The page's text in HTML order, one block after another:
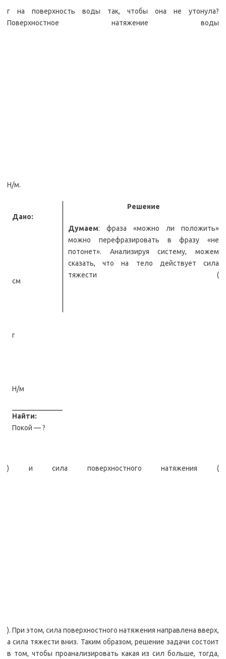
г на поверхность воды так, чтобы она не утонула?
Поверхностное натяжение воды
Н/м.
Дано:
см
г
Н/м
Найти:
Покой — ?
Решение
Думаем: фраза «можно ли положить»
можно перефразировать в фразу «не
потонет». Анализируя систему, можем
сказать, что на тело действует сила
тяжести (
) и сила поверхностного натяжения (
). При этом, сила поверхностного натяжения направлена вверх,
а сила тяжести вниз. Таким образом, решение задачи состоит
в том, чтобы проанализировать какая из сил больше, тогда,